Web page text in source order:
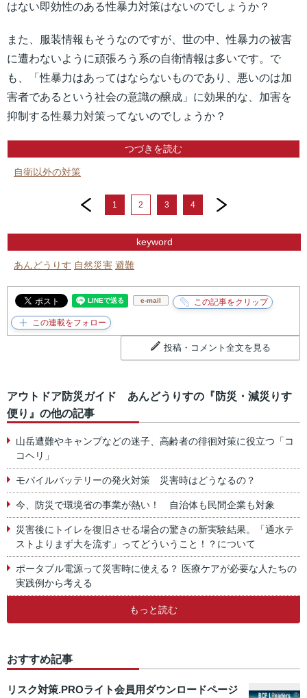
はない即効性のある性暴力対策はないのでしょうか？
また、服装情報もそうなのですが、世の中、性暴力の被害
に遭わないように頑張ろう系の自衛情報は多いです。で
も、「性暴力はあってはならないものであり、悪いのは加
害者であるという社会の意識の醸成」に効果的な、加害を
抑制する性暴力対策ってないのでしょうか？
つづきを読む
自衛以外の対策
prev
1 2 3 4
next
keyword
あんどうりす 自然災害 避難
e-mail
投稿・コメント全文を見る
アウトドア防災ガイド あんどうりすの『防災・減災りす
便り』の他の記事
山岳遭難やキャンプなどの迷子、高齢者の徘徊対策に役立つ「コ
コヘリ」
モバイルバッテリーの発火対策 災害時はどうなるの？
今、防災で環境省の事業が熱い！ 自治体も民間企業も対象
災害後にトイレを復旧させる場合の驚きの新実験結果。「通水テ
ストよりまず大を流す」ってどういうこと！？について
ポータブル電源って災害時に使える？ 医療ケアが必要な人たちの
実践例から考える
もっと読む
おすすめ記事
リスク対策.PROライト会員用ダウンロードページ